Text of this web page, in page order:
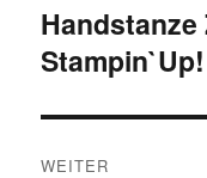
Beitrag:
Stampin`Up!
WEITER